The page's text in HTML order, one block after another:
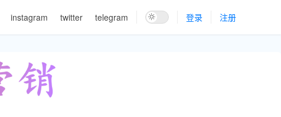
instagram twitter telegram 登录 注册